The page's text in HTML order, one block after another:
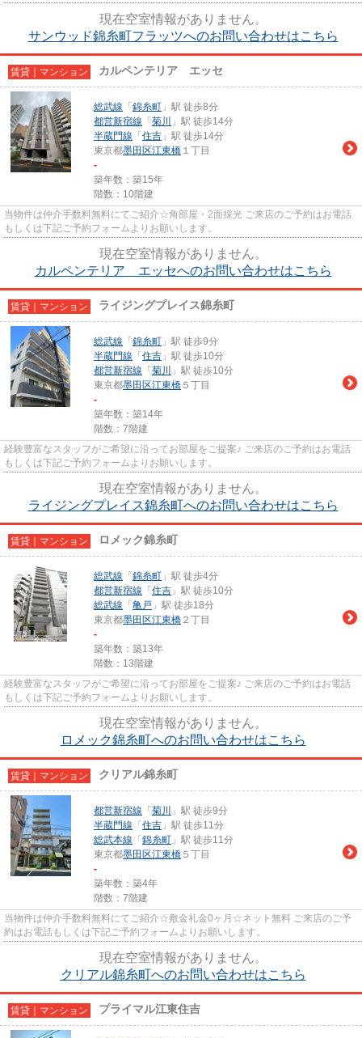
現在空室情報がありません。
サンウッド錦糸町フラッツへのお問い合わせはこちら
賃貸｜マンション カルペンテリア エッセ
総武線 「 錦糸町 」駅 徒歩8分
都営新宿線 「 菊川
」駅 徒歩14分
半蔵門線 「 住吉 」駅 徒歩14分
東京都墨田区江東橋 １丁目
-
築年数：築15年
階数：10階建
当物件は仲介手数料無料にてご紹介☆角部屋・2面採光 ご来店のご予約はお電話
もしくは下記ご予約フォームよりお願いします。
現在空室情報がありません。
カルペンテリア エッセへのお問い合わせはこちら
賃貸｜マンション ライジングプレイス錦糸町
総武線 「 錦糸町 」駅 徒歩9分
半蔵門線 「 住吉 」駅 徒歩10分
都営新宿線 「 菊川
」駅 徒歩10分
東京都墨田区江東橋 ５丁目
-
築年数：築14年
階数：7階建
経験豊富なスタッフがご希望に沿ってお部屋をご提案♪ ご来店のご予約はお電話
もしくは下記ご予約フォームよりお願いします。
現在空室情報がありません。
ライジングプレイス錦糸町へのお問い合わせはこちら
賃貸｜マンション ロメック錦糸町
総武線 「 錦糸町 」駅 徒歩4分
都営新宿線 「 住吉 」駅 徒歩10分
総武線 「 亀戸 」駅 徒歩18分
東京都墨田区江東橋 ２丁目
-
築年数：築13年
階数：13階建
経験豊富なスタッフがご希望に沿ってお部屋をご提案♪ ご来店のご予約はお電話
もしくは下記ご予約フォームよりお願いします。
現在空室情報がありません。
ロメック錦糸町へのお問い合わせはこちら
賃貸｜マンション クリアル錦糸町
都営新宿線 「 菊川
」駅 徒歩9分
半蔵門線 「 住吉 」駅 徒歩11分
総武本線 「 錦糸町 」駅 徒歩11分
東京都墨田区江東橋 ５丁目
-
築年数：築4年
階数：7階建
当物件は仲介手数料無料にてご紹介☆敷金礼金0ヶ月☆ネット無料 ご来店のご予
約はお電話もしくは下記ご予約フォームよりお願いします。
現在空室情報がありません。
クリアル錦糸町へのお問い合わせはこちら
賃貸｜マンション プライマル江東住吉